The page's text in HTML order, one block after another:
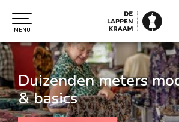
MENU
Duizenden meters
& basics